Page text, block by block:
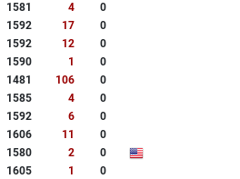
1581 4
0
1592 17
0
1592 12
0
1590 1
0
1481 106
0
1585 4
0
1592 6
0
1606 11
0
1580 2
0
1605 1
0